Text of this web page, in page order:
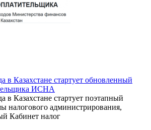
в Казахстане стартует обновленный
ИСНА
в Казахстане стартует поэтапный
налогового администрирования,
Кабинет налог